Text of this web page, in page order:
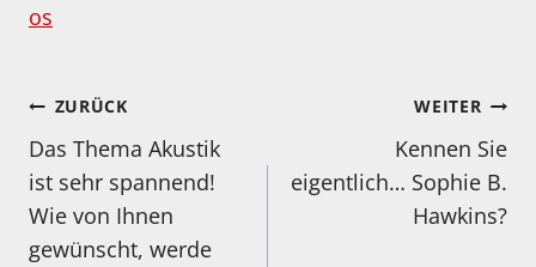
os
Beitragsnavigation
ZURÜCK
Das Thema Akustik
ist sehr spannend!
Wie von Ihnen
gewünscht, werde
WEITER
Kennen Sie
eigentlich… Sophie B.
Hawkins?